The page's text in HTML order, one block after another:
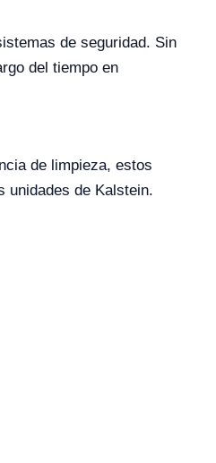
de seguridad. Sin
del tiempo en
de limpieza, estos
unidades de Kalstein.